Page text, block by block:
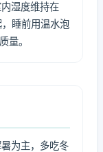
湿度维持在
睡前用温水泡
量。
为主，多吃冬